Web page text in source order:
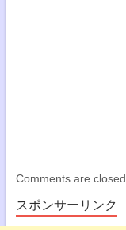
Comments are closed.
スポンサーリンク